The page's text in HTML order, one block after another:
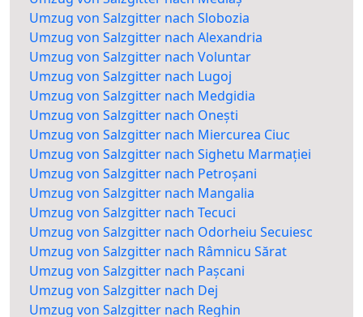
Umzug von Salzgitter nach Slobozia
Umzug von Salzgitter nach Alexandria
Umzug von Salzgitter nach Voluntar
Umzug von Salzgitter nach Lugoj
Umzug von Salzgitter nach Medgidia
Umzug von Salzgitter nach Onești
Umzug von Salzgitter nach Miercurea Ciuc
Umzug von Salzgitter nach Sighetu Marmației
Umzug von Salzgitter nach Petroșani
Umzug von Salzgitter nach Mangalia
Umzug von Salzgitter nach Tecuci
Umzug von Salzgitter nach Odorheiu Secuiesc
Umzug von Salzgitter nach Râmnicu Sărat
Umzug von Salzgitter nach Pașcani
Umzug von Salzgitter nach Dej
Umzug von Salzgitter nach Reghin